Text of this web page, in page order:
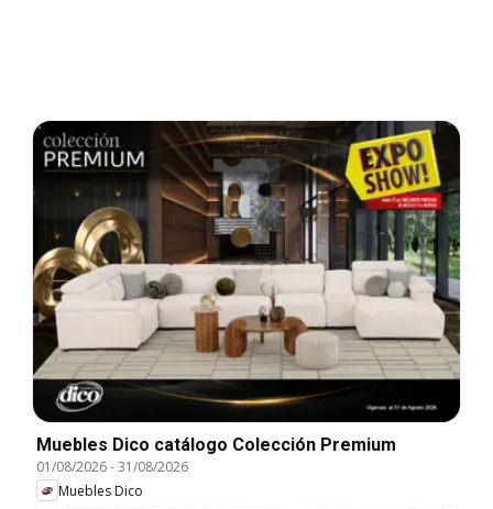
Muebles Dico catálogo Colección Premium
01/08/2026-31/08/2026
Muebles Dico